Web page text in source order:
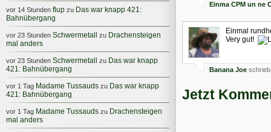
Einma CPM un ne
Einmal
Very gut!
Banana Joe
Jetzt
vor 14 Stunden flup zu Das war knapp 421:
Bahnübergang
vor 23 Stunden Schwermetall zu Drachensteigen
mal anders
vor 23 Stunden Schwermetall zu Das war knapp
421: Bahnübergang
vor 1 Tag Madame Tussauds zu Das war knapp
421: Bahnübergang
vor 1 Tag Madame Tussauds zu Drachensteigen
mal anders